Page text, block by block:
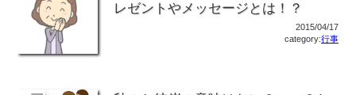
レゼントやメッセージとは！？
2015/04/17
category:行事